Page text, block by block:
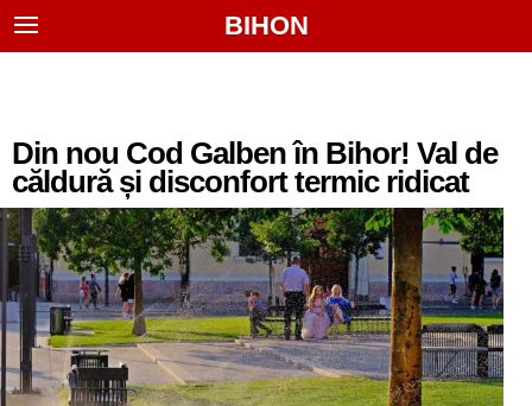
BIHON
Din nou Cod Galben în Bihor! Val de
căldură și disconfort termic ridicat